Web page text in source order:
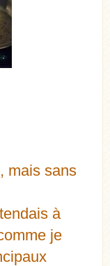
mais sans
à
je